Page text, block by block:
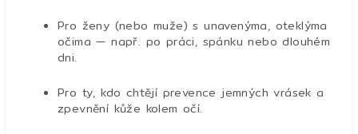
Pro ženy (nebo muže) s unavenýma, oteklýma
očima — např. po práci, spánku nebo dlouhém
dni.
Pro ty, kdo chtějí prevence jemných vrásek a
zpevnění kůže kolem očí.